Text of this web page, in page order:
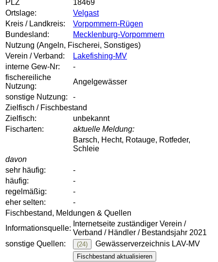
PLZ
18469
Ortslage:
Velgast
Kreis / Landkreis:
Vorpommern-Rügen
Bundesland:
Mecklenburg-Vorpommern
Nutzung (Angeln, Fischerei, Sonstiges)
Verein / Verband:
Lakefishing-MV
interne Gew-Nr:
-
fischereiliche
Nutzung:
Angelgewässer
sonstige Nutzung:
-
Zielfisch / Fischbestand
Zielfisch:
unbekannt
Fischarten:
aktuelle Meldung:
Barsch, Hecht, Rotauge, Rotfeder,
Schleie
davon
sehr häufig:
-
häufig:
-
regelmäßig:
-
eher selten:
-
Fischbestand, Meldungen & Quellen
Informationsquelle:
Internetseite zuständiger Verein /
Verband / Händler / Bestandsjahr 2021
sonstige Quellen:
(24) Gewässerverzeichnis LAV-MV
Fischbestand aktualisieren